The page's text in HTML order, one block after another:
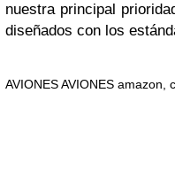
nuestra principal
diseñados con los
AVIONES AVIONES amazon,